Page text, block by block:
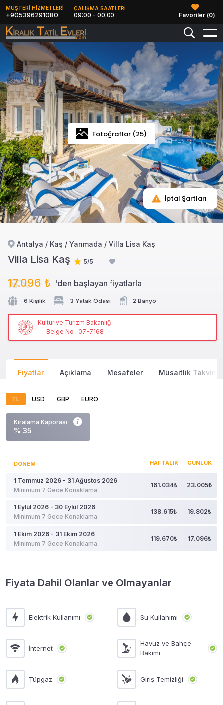
MÜŞTERİ HİZMETLERİ
+905396291080
ÇALIŞMA SAATLERİ
09:00 - 00:00 Favoriler (0)
Fotoğraflar (25)
İptal Şartları
Antalya / Kaş / Yarımada / Villa Lisa Kaş
Villa Lisa Kaş 5/5
17.096 ₺ 'den başlayan fiyatlarla
6 Kişilik 3 Yatak Odası 2 Banyo
Kültür ve Turizm Bakanlığı
Belge No : 07-7168
Fiyatlar Açıklama Mesafeler Müsaitlik Takvimi
TL USD GBP EURO
Kiralama Kaporası
% 35
DÖNEM HAFTALIK GÜNLÜK
1 Temmuz 2026 - 31 Ağustos 2026
Minimum 7 Gece Konaklama
161.034₺ 23.005₺
1 Eylül 2026 - 30 Eylül 2026
Minimum 7 Gece Konaklama
138.615₺ 19.802₺
1 Ekim 2026 - 31 Ekim 2026
Minimum 7 Gece Konaklama
119.670₺ 17.096₺
Fiyata Dahil Olanlar ve Olmayanlar
Elektrik Kullanımı Su Kullanımı
İnternet
Havuz ve Bahçe
Bakımı
Tüpgaz Giriş Temizliği